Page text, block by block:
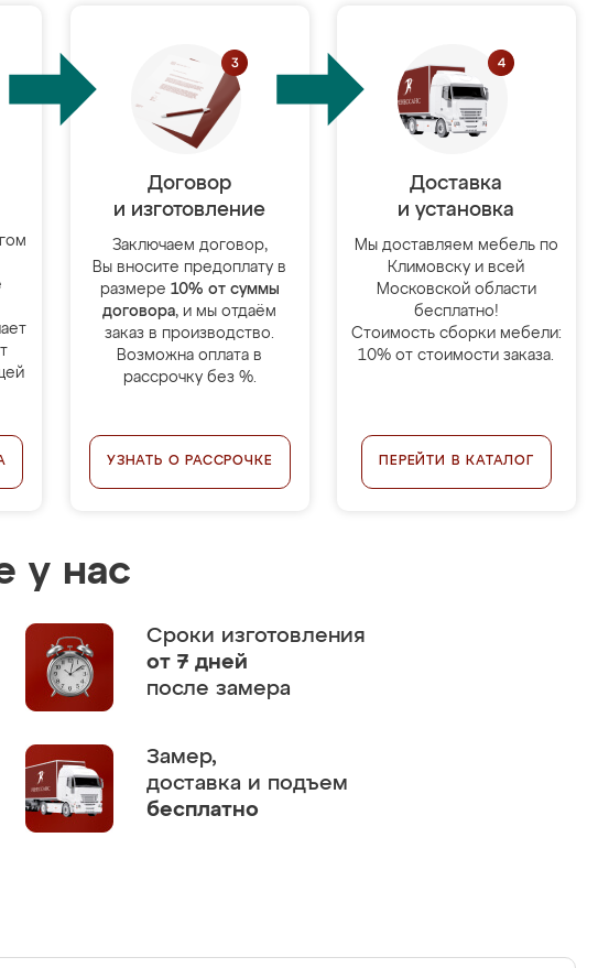
Договор
и изготовление
Заключаем договор,
Вы вносите предоплату в
размере 10% от суммы
договора, и мы отдаём
заказ в производство.
Возможна оплата в
рассрочку без %.
УЗНАТЬ О РАССРОЧКЕ
Доставка
и установка
Мы доставляем мебель по
Климовску и всей
Московской области
бесплатно!
Стоимость сборки мебели:
10% от стоимости заказа.
ПЕРЕЙТИ В КАТАЛОГ
у нас
Сроки изготовления
от 7 дней
после замера
Замер,
доставка и подъем
бесплатно